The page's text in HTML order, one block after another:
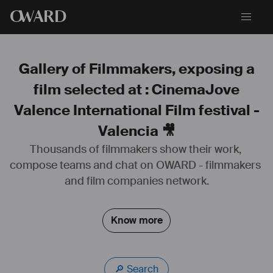
OWARD
Gallery of Filmmakers, exposing a
film selected at : CinemaJove
Valence International Film festival -
Valencia 🎥
Thousands of filmmakers show their work,
compose teams and chat on OWARD - filmmakers
and film companies network.
Know more
🔎 Search
AUDIOVISUEL
• Supervision du plateau : habillage, gestion des équipes, logistique,
• Finitions : clôture du budget, retours...
SPECTACLE VIVANT
manifestations pour la partie concernant les costumes, la prise de
contact avec les régisseurs des spectacles accueillis.